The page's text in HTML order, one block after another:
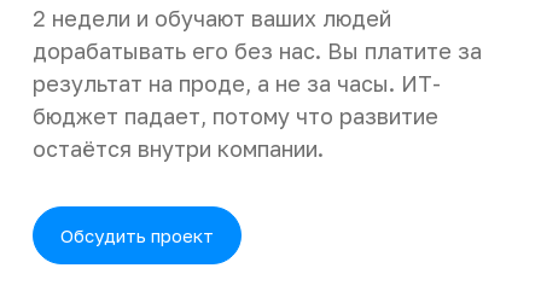
2 недели и обучают ваших людей
дорабатывать его без нас. Вы платите за
результат на проде, а не за часы. ИТ-
бюджет падает, потому что развитие
остаётся внутри компании.
Обсудить проект